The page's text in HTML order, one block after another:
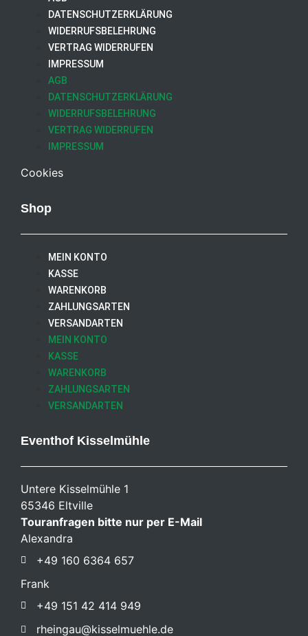
DATENSCHUTZERKLÄRUNG
WIDERRUFSBELEHRUNG
VERTRAG WIDERRUFEN
IMPRESSUM
AGB
DATENSCHUTZERKLÄRUNG
WIDERRUFSBELEHRUNG
VERTRAG WIDERRUFEN
IMPRESSUM
Cookies
Shop
MEIN KONTO
KASSE
WARENKORB
ZAHLUNGSARTEN
VERSANDARTEN
MEIN KONTO
KASSE
WARENKORB
ZAHLUNGSARTEN
VERSANDARTEN
Eventhof Kisselmühle
Untere Kisselmühle 1
65346 Eltville
Touranfragen bitte nur per E-Mail
Alexandra
+49 160 6364 657
Frank
+49 151 42 414 949
rheingau@kisselmuehle.de